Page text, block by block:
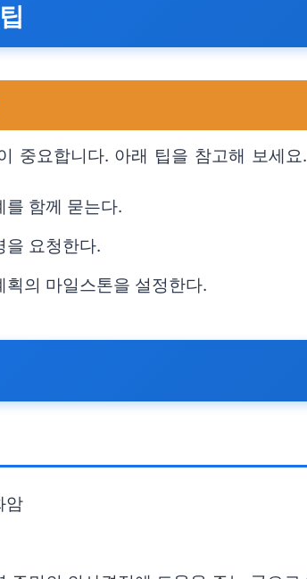
중요합니다. 아래 팁을 참고해 보세요.
를 함께 묻는다.
을 요청한다.
의 마일스톤을 설정한다.
암